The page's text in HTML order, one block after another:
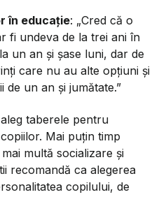
în educație: „Cred că o
fi undeva de la trei ani în
un an și șase luni, dar de
care nu au alte opțiuni și
de un an și jumătate.”
taberele pentru
Mai puțin timp
multă socializare și
recomandă ca alegerea
copilului, de